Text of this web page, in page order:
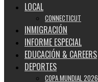
LOCAL
CONNECTICUT
INMIGRACIÓN
INFORME ESPECIAL
EDUCACIÓN & CAREERS
DEPORTES
COPA MUNDIAL 2026